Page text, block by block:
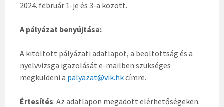
2024. február 1-je és 3-a között.
A pályázat benyújtása:
A kitöltött pályázati adatlapot, a beoltottság és a
nyelvvizsga igazolását e-mailben szükséges
megküldeni a palyazat@vik.hkcímre.
Értesítés: Az adatlapon megadott elérhetőségeken.